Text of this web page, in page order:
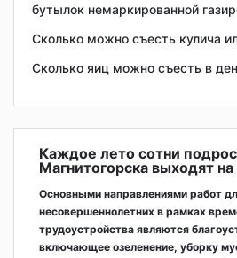
бутылок немаркированной
Сколько можно съесть кулича
Сколько яиц можно съесть в
Каждое лето сотни
Магнитогорска выходят
Основными направлениями работ
несовершеннолетних в рамках
трудоустройства являются
включающее озеленение, уборку